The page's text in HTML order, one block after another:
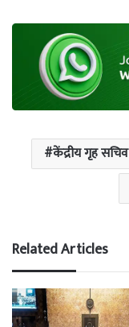
केंद्रीय गृह सचिव
Related Articles